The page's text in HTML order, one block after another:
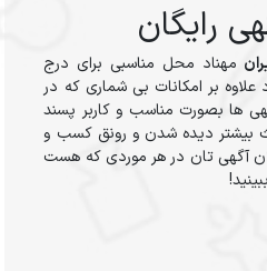
رایگان
مهناد محل مناسبی برای درج
بر امکانات بی شماری که در
ها بصورت مناسب و کاربر پسند
بیشتر دیده شدن و رونق کسب و
آگهی تان در هر موردی که هست